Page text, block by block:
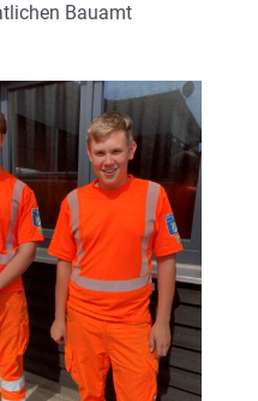
Bauamt